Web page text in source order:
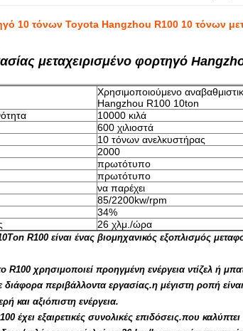
10 τόνων Toyota Hangzhou R100 10 τόνων
μεταχειρισμένο φορτηγό
Χρησιμοποιούμενο
Hangzhou R100 10ton
10000 κιλά
600 χιλιοστά
10 τόνων ανελκυστήρας
2000
πρωτότυπο
πρωτότυπο
να παρέχει
85/2200kw/rpm
34%
26 χλμ./ώρα
R100 είναι ένας βιομηχανικός εξοπλισμός
χρησιμοποιεί προηγμένη ενέργεια ντίζελ ή
περιβάλλοντα εργασίας.η μέγιστη ροπή
και αξιόπιστη ενέργεια.
έχει εξαιρετικές συνολικές επιδόσεις.που